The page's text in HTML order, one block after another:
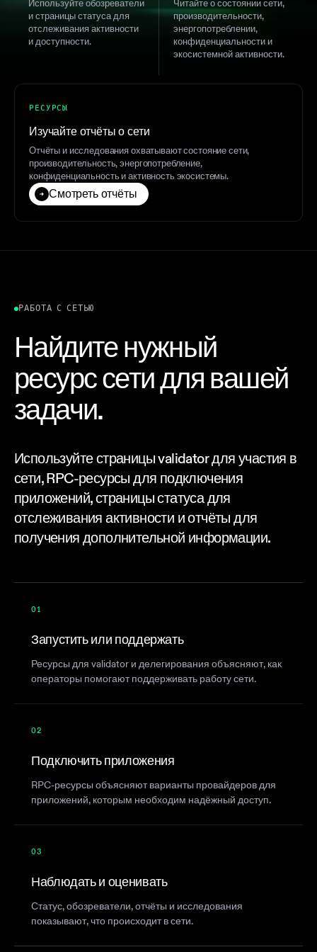
Используйте обозреватели
и страницы статуса для
отслеживания активности
и доступности.
Читайте о состоянии сети,
производительности,
энергопотреблении,
конфиденциальности и
экосистемной активности.
РЕСУРСЫ
Изучайте отчёты о сети
Отчёты и исследования охватывают состояние сети,
производительность, энергопотребление,
конфиденциальность и активность экосистемы.
Смотреть отчёты
РАБОТА С СЕТЬЮ
Найдите нужный
ресурс сети для вашей
задачи.
Используйте страницы validator для участия в
сети, RPC-ресурсы для подключения
приложений, страницы статуса для
отслеживания активности и отчёты для
получения дополнительной информации.
01
Запустить или поддержать
Ресурсы для validator и делегирования объясняют, как
операторы помогают поддерживать работу сети.
02
Подключить приложения
RPC-ресурсы объясняют варианты провайдеров для
приложений, которым необходим надёжный доступ.
03
Наблюдать и оценивать
Статус, обозреватели, отчёты и исследования
показывают, что происходит в сети.